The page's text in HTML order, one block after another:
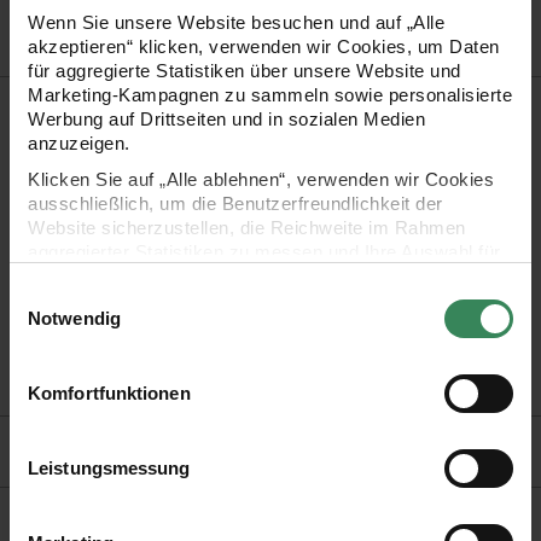
Wenn Sie unsere Website besuchen und auf „Alle
akzeptieren“ klicken, verwenden wir Cookies, um Daten
für aggregierte Statistiken über unsere Website und
Marketing-Kampagnen zu sammeln sowie personalisierte
Werbung auf Drittseiten und in sozialen Medien
anzuzeigen.
Klicken Sie auf „Alle ablehnen“, verwenden wir Cookies
ausschließlich, um die Benutzerfreundlichkeit der
Website sicherzustellen, die Reichweite im Rahmen
Ihre Einwilligung ist freiwillig und kann jederzeit über den
Link „Cookie-Einstellungen“ im Fußbereich der Seite
verwendeten Technologien und den Empfängern der
Daten finden Sie in unserer Datenschutzerklärung.
Notwendig
Komfortfunktionen
Leistungsmessung
Produktbeschreibung
sich ein edles Lurex-Dekoband an. Dieses zeichnet sich durch
seine glatte und glänzende Oberflächenstruktur aus.
Material: 100% Polyester
Länge: 3 m